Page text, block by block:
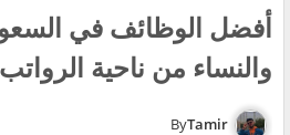
أفضل الوظائف في
والنساء من ناحية الرواتب 2026
Tamir